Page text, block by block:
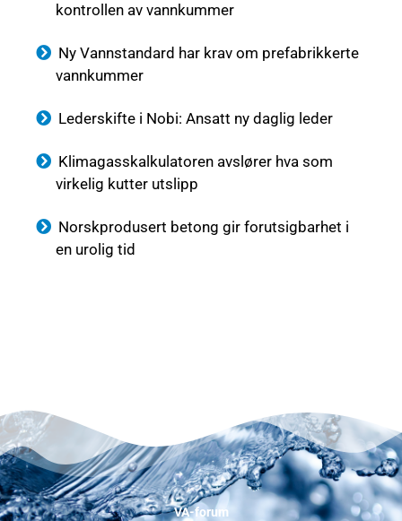
kontrollen av vannkummer
Ny Vannstandard har krav om prefabrikkerte
vannkummer
Lederskifte i Nobi: Ansatt ny daglig leder
Klimagasskalkulatoren avslører hva som
virkelig kutter utslipp
Norskprodusert betong gir forutsigbarhet i
en urolig tid
VA-forum